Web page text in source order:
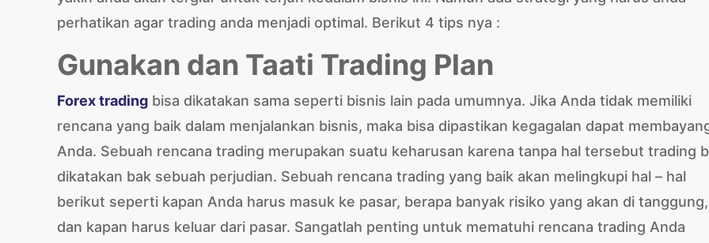
perhatikan agar trading anda menjadi optimal. Berikut 4 tips nya :
Gunakan dan Taati Trading Plan
Forex trading bisa dikatakan sama seperti bisnis lain pada umumnya. Jika Anda tidak memiliki
rencana yang baik dalam menjalankan bisnis, maka bisa dipastikan kegagalan dapat
Anda. Sebuah rencana trading merupakan suatu keharusan karena tanpa hal tersebut trading
dikatakan bak sebuah perjudian. Sebuah rencana trading yang baik akan melingkupi hal – hal
berikut seperti kapan Anda harus masuk ke pasar, berapa banyak risiko yang akan di tanggung,
dan kapan harus keluar dari pasar. Sangatlah penting untuk mematuhi rencana trading Anda